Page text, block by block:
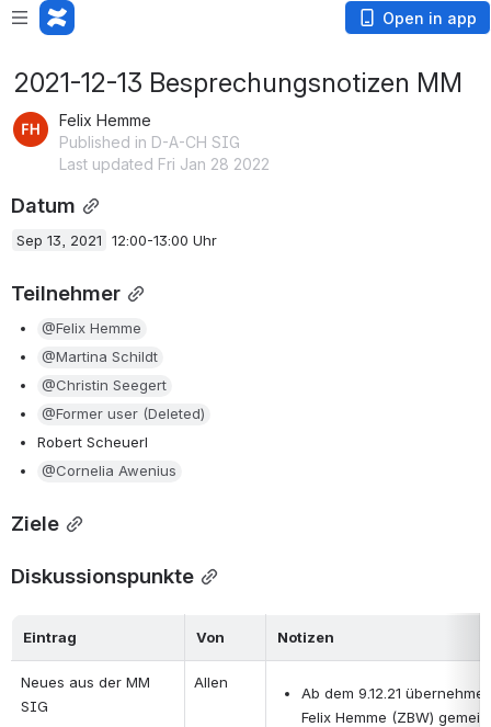
Open in app
2021-12-13 Besprechungsnotizen MM
Felix Hemme
Published in D-A-CH SIG
Last updated Fri Jan 28 2022
Datum
Sep 13, 2021 12:00-13:00 Uhr
Teilnehmer
@Felix Hemme
@Martina Schildt
@Christin Seegert
@Former user (Deleted)
Robert Scheuerl
@Cornelia Awenius
Ziele
Diskussionspunkte
Eintrag Von Notizen
Neues aus der MM
SIG
Allen
Ab dem 9.12.21
Felix Hemme (ZBW)